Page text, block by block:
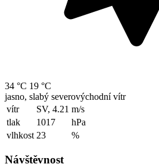
34 °C 19 °C
jasno, slabý severovýchodní vítr
vítr
SV, 4.21 m/s
tlak
1017
hPa
vlhkost 23 %
Návštěvnost